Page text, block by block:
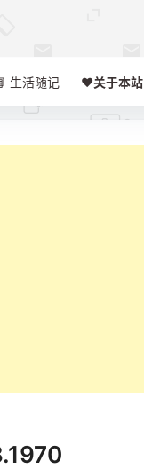
生活随记 ❤️‍关于本站